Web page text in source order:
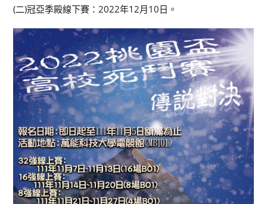
(二)冠亞季殿線下賽：2022年12月10日。